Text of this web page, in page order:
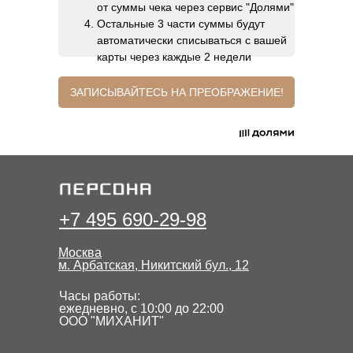
от суммы чека через сервис "Долями"
Остальные 3 части суммы будут
автоматически списываться с вашей
карты через каждые 2 недели
ЗАПИСЫВАЙТЕСЬ НА ПРЕОБРАЖЕНИЕ!
+7 495 690-29-98
Часы работы:
ежедневно, с 10:00 до 22:00
ООО "МИХАНИТ"
Москва
м. Арбатская, Никитский бул., 12